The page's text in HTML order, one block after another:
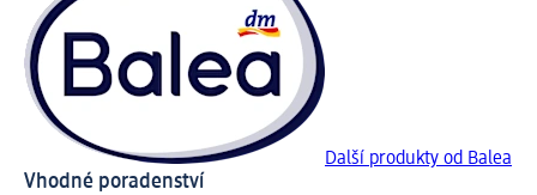
Další produkty od Balea
Vhodné poradenství